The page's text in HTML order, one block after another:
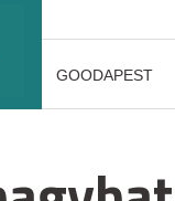
GOODAPEST